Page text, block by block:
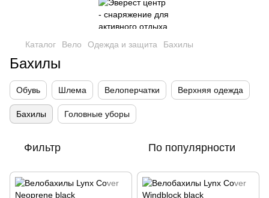
Каталог Вело Одежда и защита Бахилы
Бахилы
Обувь Шлема Велоперчатки Верхняя одежда
Бахилы Головные уборы
Фильтр По популярности